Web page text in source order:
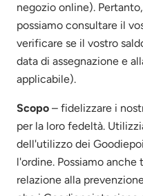
negozio online).
possiamo consultare il
verificare se il vostro
data di assegnazione e
applicabile).
Scopo – fidelizzare i
per la loro fedeltà.
dell'utilizzo dei
l'ordine. Possiamo
relazione alla